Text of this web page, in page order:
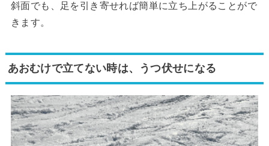
斜面でも、足を引き寄せれば簡単に立ち上がることがで
きます。
あおむけで立てない時は、うつ伏せになる